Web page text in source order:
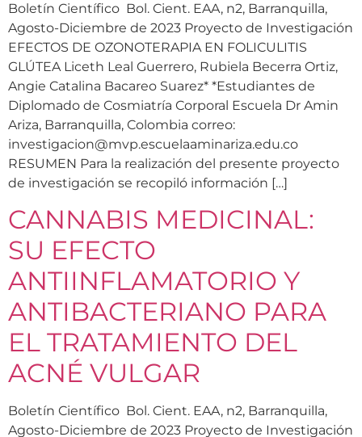
Boletín Científico Bol. Cient. EAA, n2, Barranquilla,
Agosto-Diciembre de 2023 Proyecto de Investigación
EFECTOS DE OZONOTERAPIA EN FOLICULITIS
GLÚTEA Liceth Leal Guerrero, Rubiela Becerra Ortiz,
Angie Catalina Bacareo Suarez* *Estudiantes de
Diplomado de Cosmiatría Corporal Escuela Dr Amin
Ariza, Barranquilla, Colombia correo:
investigacion@mvp.escuelaaminariza.edu.co
RESUMEN Para la realización del presente proyecto
de investigación se recopiló información […]
CANNABIS MEDICINAL:
SU EFECTO
ANTIINFLAMATORIO Y
ANTIBACTERIANO PARA
EL TRATAMIENTO DEL
ACNÉ VULGAR
Boletín Científico Bol. Cient. EAA, n2, Barranquilla,
Agosto-Diciembre de 2023 Proyecto de Investigación